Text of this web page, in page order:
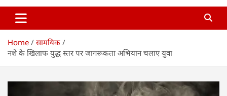
Home
सामयिक
नशे के खिलाफ युद्ध स्तर पर जागरूकता अभियान चलाए युवा